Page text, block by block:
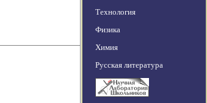
Технология
Физика
Химия
Русская литература